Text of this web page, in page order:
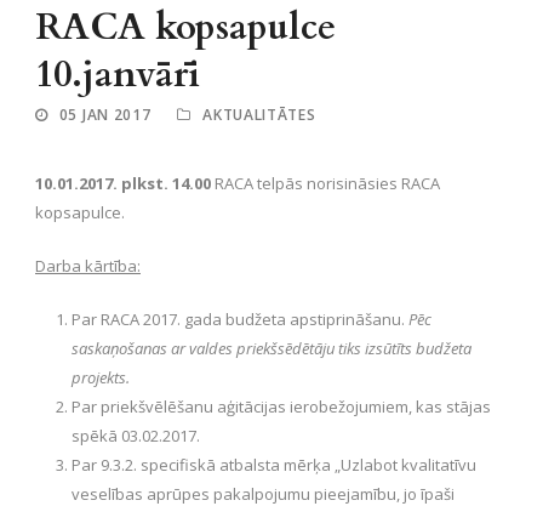
RACA kopsapulce
10.janvārī
05 JAN 2017 AKTUALITĀTES
10.01.2017. plkst. 14.00 RACA telpās norisināsies RACA
kopsapulce.
Darba kārtība:
Par RACA 2017. gada budžeta apstiprināšanu. Pēc
saskaņošanas ar valdes priekšsēdētāju tiks izsūtīts budžeta
projekts.
Par priekšvēlēšanu aģitācijas ierobežojumiem, kas stājas
spēkā 03.02.2017.
Par 9.3.2. specifiskā atbalsta mērķa „Uzlabot kvalitatīvu
veselības aprūpes pakalpojumu pieejamību, jo īpaši